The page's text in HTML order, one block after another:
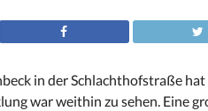
in der Schlachthofstraße
war weithin zu sehen. Eine